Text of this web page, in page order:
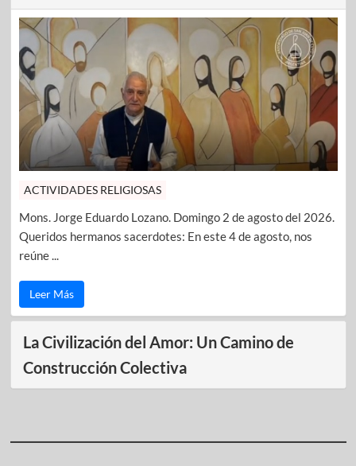
ACTIVIDADES RELIGIOSAS
Mons. Jorge Eduardo Lozano. Domingo 2 de agosto del 2026.
Queridos hermanos sacerdotes: En este 4 de agosto, nos
reúne ...
Leer Más
La Civilización del Amor: Un Camino de
Construcción Colectiva